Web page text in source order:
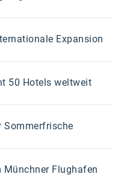
Expansion
50 Hotels weltweit
Sommerfrische
Flughafen